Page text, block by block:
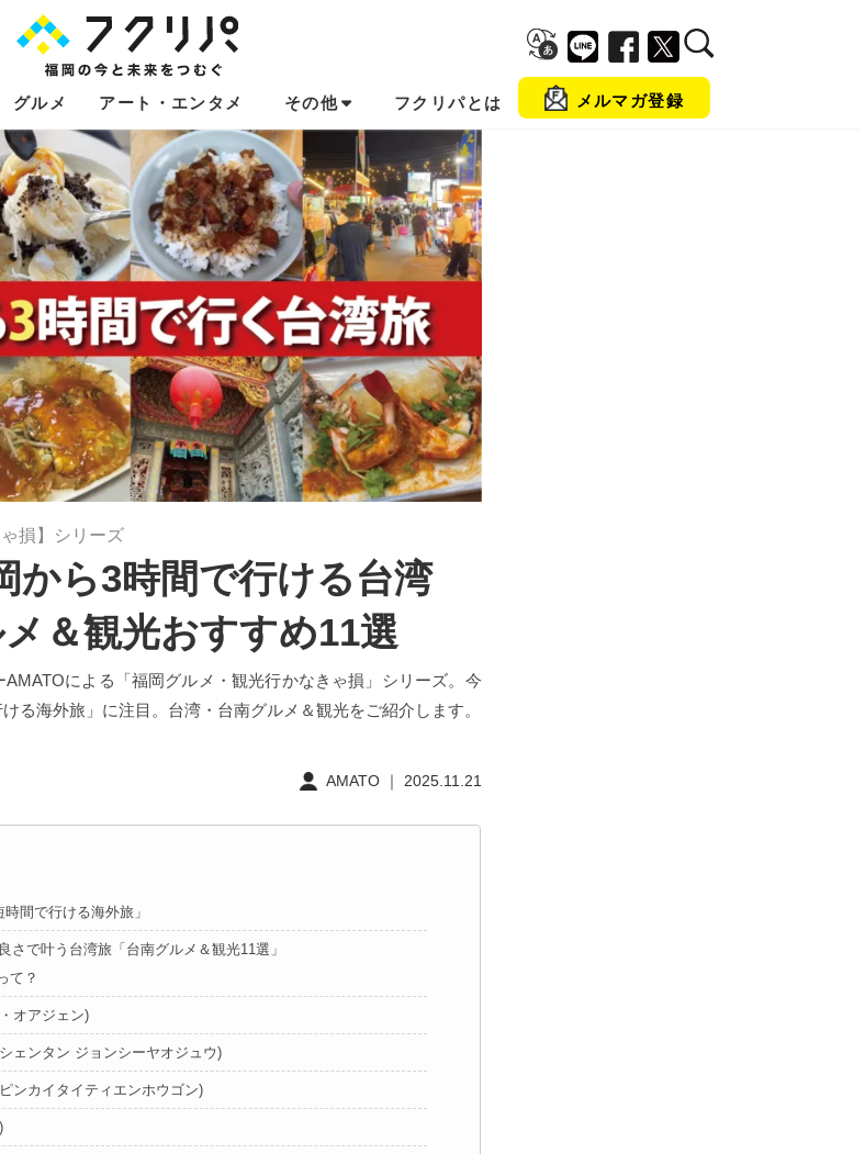
グルメ アート・エンタメ その他
これからのお金
福岡あるある
連載
不動産コラム
フクリパとは メルマガ登録
損】シリーズ
から3時間で行ける台湾
＆観光おすすめ11選
による「福岡グルメ・観光行かなきゃ損」シリーズ。今
る海外旅」に注目。台湾・台南グルメ＆観光をご紹介します。
AMATO ｜ 2025.11.21
間で行ける海外旅」
さで叶う台湾旅「台南グルメ＆観光11選」
て？
オアジェン)
ェンタン ジョンシーヤオジュウ)
ンカイタイティエンホウゴン)